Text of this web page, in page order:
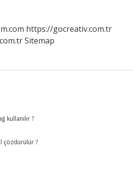
https://gocreativ.com.tr
Sitemap
kullanılır ?
çözdürülür ?